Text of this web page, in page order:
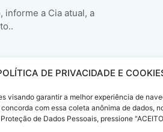
DE PRIVACIDADE E
visando garantir a melhor experiência de
com essa coleta anônima de dados,
de Dados Pessoais, pressione
informe a Cia atual, a